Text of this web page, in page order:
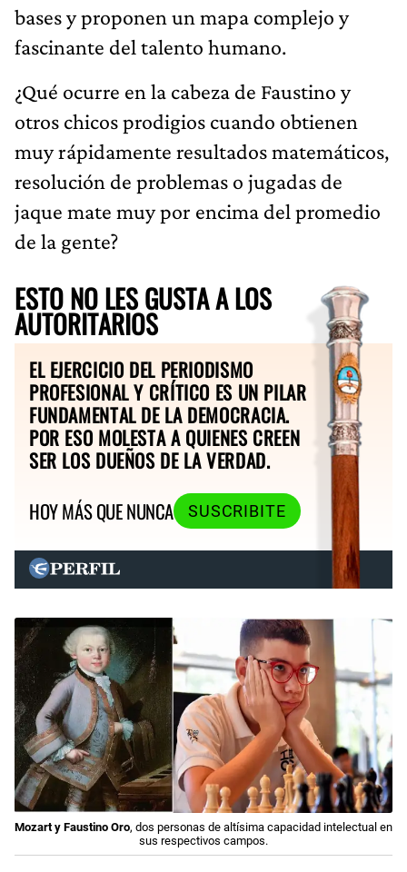
bases y proponen un mapa complejo y
fascinante del talento humano.
¿Qué ocurre en la cabeza de Faustino y
otros chicos prodigios cuando obtienen
muy rápidamente resultados matemáticos,
resolución de problemas o jugadas de
jaque mate muy por encima del promedio
de la gente?
ESTO NO LES GUSTA A LOS
AUTORITARIOS
EL EJERCICIO DEL PERIODISMO
PROFESIONAL Y CRÍTICO ES UN PILAR
FUNDAMENTAL DE LA DEMOCRACIA.
POR ESO MOLESTA A QUIENES CREEN
SER LOS DUEÑOS DE LA VERDAD.
HOY MÁS QUE NUNCA
SUSCRIBITE
Mozart y Faustino Oro, dos personas de altísima capacidad intelectual en
sus respectivos campos.